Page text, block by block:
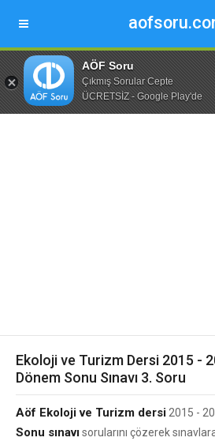
AÖF Soru
Çıkmış Sorular Cepte
ÜCRETSİZ - Google Play'de
Ekoloji ve Turizm Dersi 2015 -
Dönem Sonu Sınavı 3. Soru
Aöf Ekoloji ve Turizm dersi 2015 -
Sonu sınavısorularını çözerek